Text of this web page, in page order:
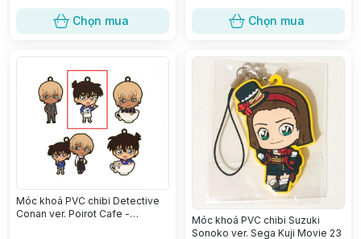
Chọn mua Chọn mua
Móc khoá PVC chibi Detective
Conan ver. Poirot Cafe -
Móc khoá PVC chibi Suzuki
Sonoko ver. Sega Kuji Movie 23